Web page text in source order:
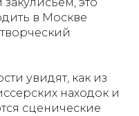
в Москве
увидят, как из
находок и
сценические